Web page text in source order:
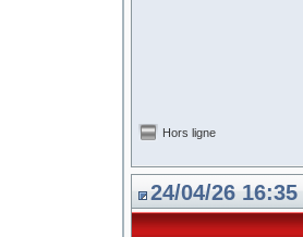
Hors ligne
24/04/26 16:35